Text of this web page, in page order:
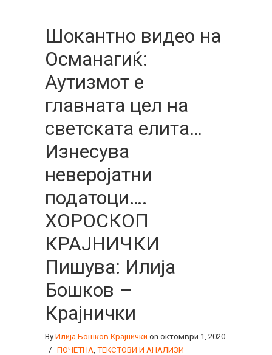
Шокантно видео на
Османагиќ:
Аутизмот е
главната цел на
светската елита…
Изнесува
неверојатни
податоци….
ХОРОСКОП
КРАЈНИЧКИ
Пишува: Илија
Бошков –
Крајнички
By Илија Бошков Крајнички on октомври 1, 2020
/ ПОЧЕТНА ТЕКСТОВИ И АНАЛИЗИ